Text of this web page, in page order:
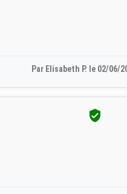
Par Elisabeth P. le 02/06/
